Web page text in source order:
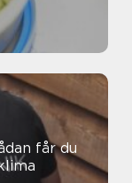
får du